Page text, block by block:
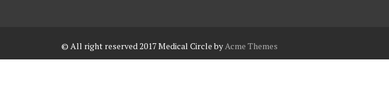
© All right reserved 2017Medical Circle byAcme Themes